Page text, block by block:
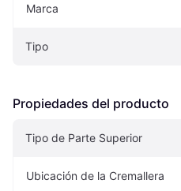
Marca
Tipo
Propiedades del producto
Tipo de Parte Superior
Ubicación de la Cremallera